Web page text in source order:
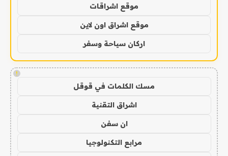
موقع اشراقات
موقع اشراق اون لاين
اركان سياحة وسفر
!
مسك الكلمات في قوقل
اشراق التقنية
ان سفن
مرابع التكنولوجيا